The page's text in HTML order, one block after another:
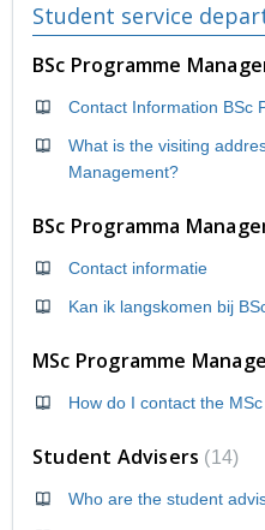
Student service
BSc Programme
Contact Information BSc
What is the visiting
Management?
BSc Programma
Contact informatie
Kan ik langskomen bij
MSc Programme
How do I contact the
Student Advisers 14
Who are the student